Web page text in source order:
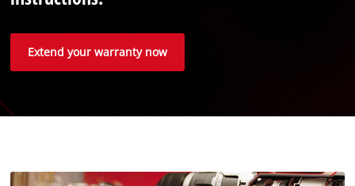
Extend your warranty now